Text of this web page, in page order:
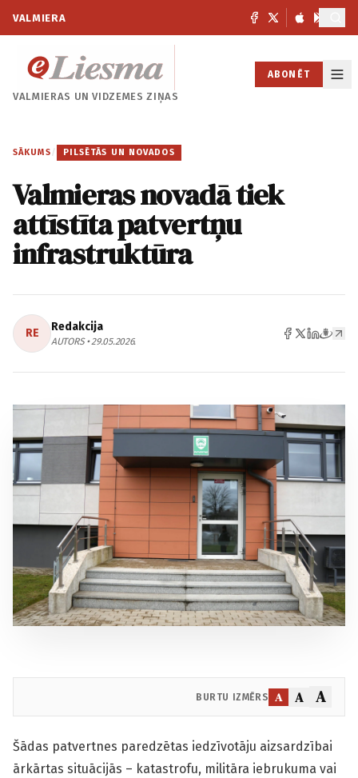
VALMIERA
VALMIERAS UNVIDZEMES ZIŅAS
ABONĒT
SĀKUMS / PILSĒTĀS UN NOVADOS
Valmieras novadā tiek
attīstīta patvertņu
infrastruktūra
RE Redakcija
AUTORS • 29.05.2026.
BURTU IZMĒRS A A A
Šādas patvertnes paredzētas iedzīvotāju aizsardzībai
ārkārtas situācijās – katastrofu, militāra iebrukuma vai